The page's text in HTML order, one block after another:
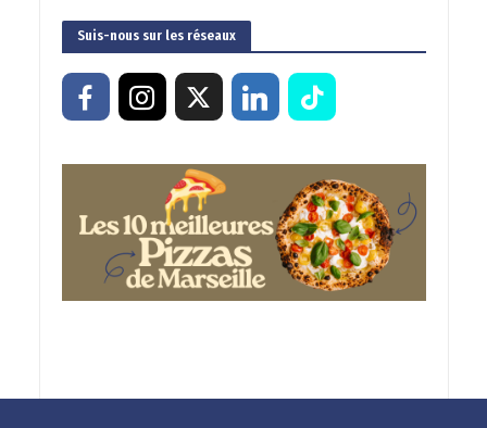
Suis-nous sur les réseaux